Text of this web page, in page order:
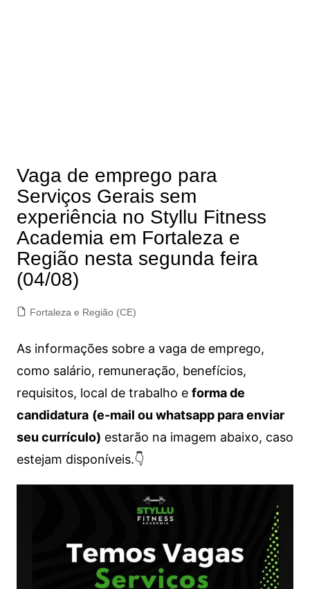
Vaga de emprego para
Serviços Gerais sem
experiência no Styllu Fitness
Academia em Fortaleza e
Região nesta segunda feira
(04/08)
Fortaleza e Região (CE)
As informações sobre a vaga de emprego,
como salário, remuneração, benefícios,
requisitos, local de trabalho e forma de
candidatura (e-mail ou whatsapp para enviar
seu currículo) estarão na imagem abaixo, caso
estejam disponíveis.👇